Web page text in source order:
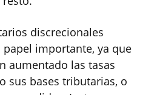
discrecionales
importante, ya que
aumentado las tasas
sus bases tributarias, o